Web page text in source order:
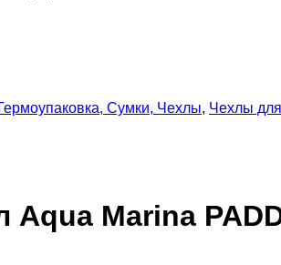
Сумки, Чехлы, Чехлы
Aqua Marina